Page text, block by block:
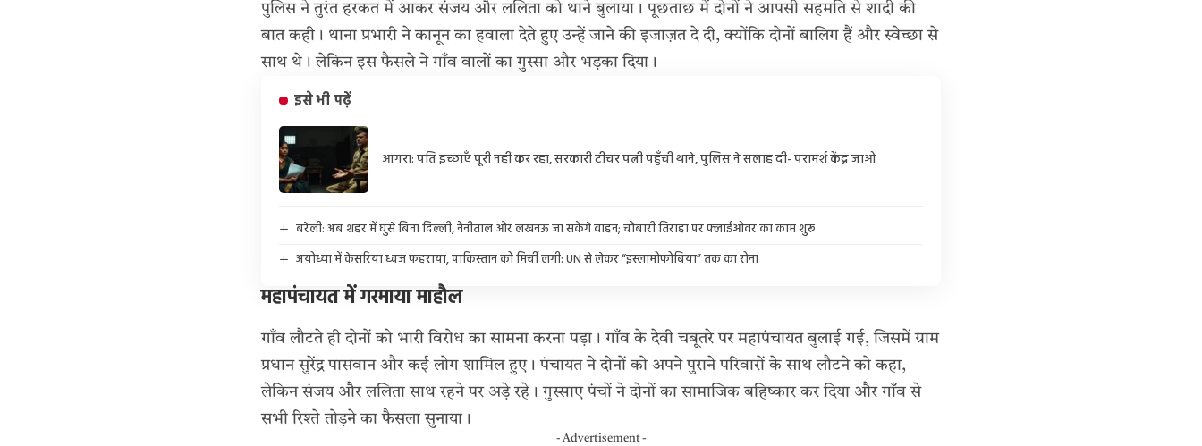
पुलिस ने तुरंत हरकत में आकर संजय और ललिता को थाने बुलाया। पूछताछ में दोनों ने आपसी सहमति से शादी की
बात कही। थाना प्रभारी ने कानून का हवाला देते हुए उन्हें जाने की इजाज़त दे दी, क्योंकि दोनों बालिग हैं और स्वेच्छा से
साथ थे। लेकिन इस फैसले ने गाँव वालों का गुस्सा और भड़का दिया।
इसे भी पढ़ें
आगरा: पति इच्छाएँ पूरी नहीं कर रहा, सरकारी टीचर पत्नी पहुँची थाने, पुलिस ने सलाह दी- परामर्श केंद्र जाओ
बरेली: अब शहर में घुसे बिना दिल्ली, नैनीताल और लखनऊ जा सकेंगे वाहन; चौबारी तिराहा पर फ्लाईओवर का काम शुरू
अयोध्या में केसरिया ध्वज फहराया, पाकिस्तान को मिर्ची लगी: UN से लेकर “इस्लामोफोबिया” तक का रोना
महापंचायत में गरमाया माहौल
गाँव लौटते ही दोनों को भारी विरोध का सामना करना पड़ा। गाँव के देवी चबूतरे पर महापंचायत बुलाई गई, जिसमें ग्राम
प्रधान सुरेंद्र पासवान और कई लोग शामिल हुए। पंचायत ने दोनों को अपने पुराने परिवारों के साथ लौटने को कहा,
लेकिन संजय और ललिता साथ रहने पर अड़े रहे। गुस्साए पंचों ने दोनों का सामाजिक बहिष्कार कर दिया और गाँव से
सभी रिश्ते तोड़ने का फैसला सुनाया।
- Advertisement -